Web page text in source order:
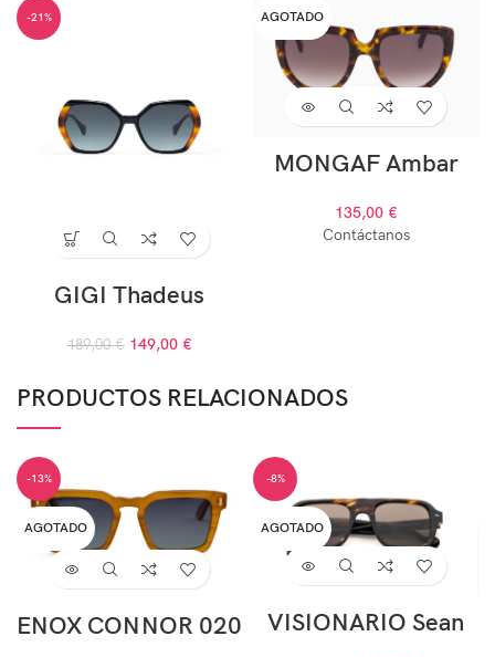
-21%
GIGI Thadeus
189,00€ 149,00 €
AGOTADO
MONGAF Ambar
135,00 €
Contáctanos
PRODUCTOS RELACIONADOS
-13%
AGOTADO
ENOX CONNOR 020
-8%
AGOTADO
VISIONARIO Sean